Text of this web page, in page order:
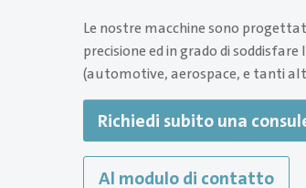
Le nostre macchine sono
precisione ed in grado di
(automotive, aerospace, e tanti
Richiedi subito una
Al modulo di contatto